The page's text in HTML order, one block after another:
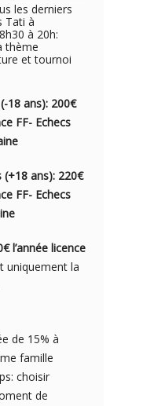
les derniers
Tati à
à 20h:
thème
et tournoi
18 ans): 200€
FF- Echecs
(+18 ans): 220€
FF- Echecs
l’année licence
uniquement la
de 15% à
famille
choisir
de